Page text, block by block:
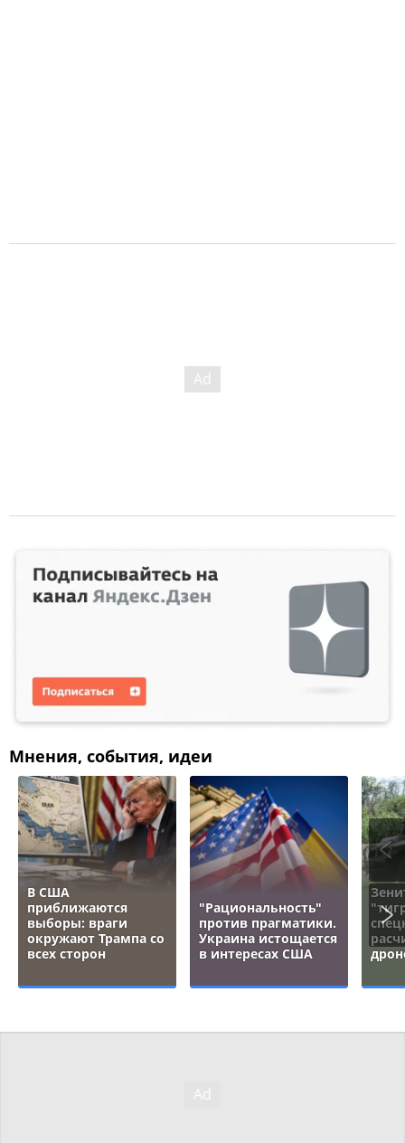
Мнения, события, идеи
В США
приближаются
выборы: враги
окружают Трампа со
всех сторон
"Рациональность"
против прагматики.
Украина истощается
в интересах США